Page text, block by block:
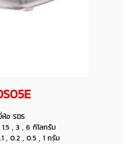
ห้อ SDS
, 3 , 6 กิโลกรัม
, 0.2 , 0.5 , 1 กรัม